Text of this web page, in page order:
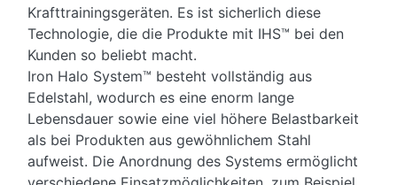
Krafttrainingsgeräten. Es ist sicherlich diese
Technologie, die die Produkte mit IHS™ bei den
Kunden so beliebt macht. ​
Iron Halo System™ besteht vollständig aus
Edelstahl, wodurch es eine enorm lange
Lebensdauer sowie eine viel höhere Belastbarkeit
als bei Produkten aus gewöhnlichem Stahl
aufweist. Die Anordnung des Systems ermöglicht